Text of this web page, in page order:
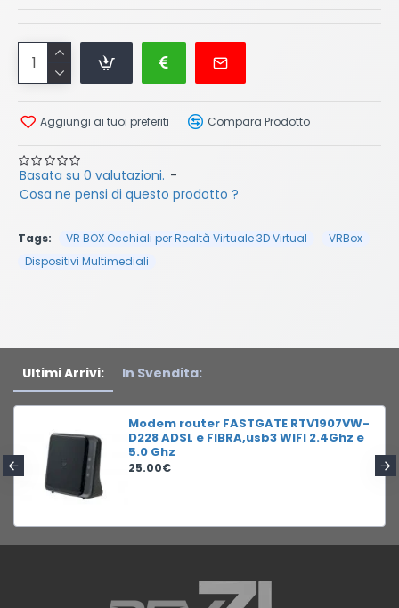
Basata su 0 valutazioni. -
Cosa ne pensi di questo prodotto ?
Aggiungi ai tuoi preferiti Compara Prodotto
Tags: VR BOX Occhiali per Realtà Virtuale 3D Virtual
VRBox
Dispositivi Multimediali
Ultimi Arrivi: In Svendita:
Modem router FASTGATE RTV1907VW-
D228 ADSL e FIBRA,usb3 WIFI 2.4Ghz e
5.0 Ghz
25.00€